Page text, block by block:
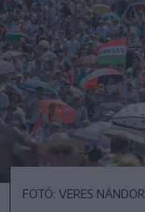
FOTÓ: VERES NÁNDOR